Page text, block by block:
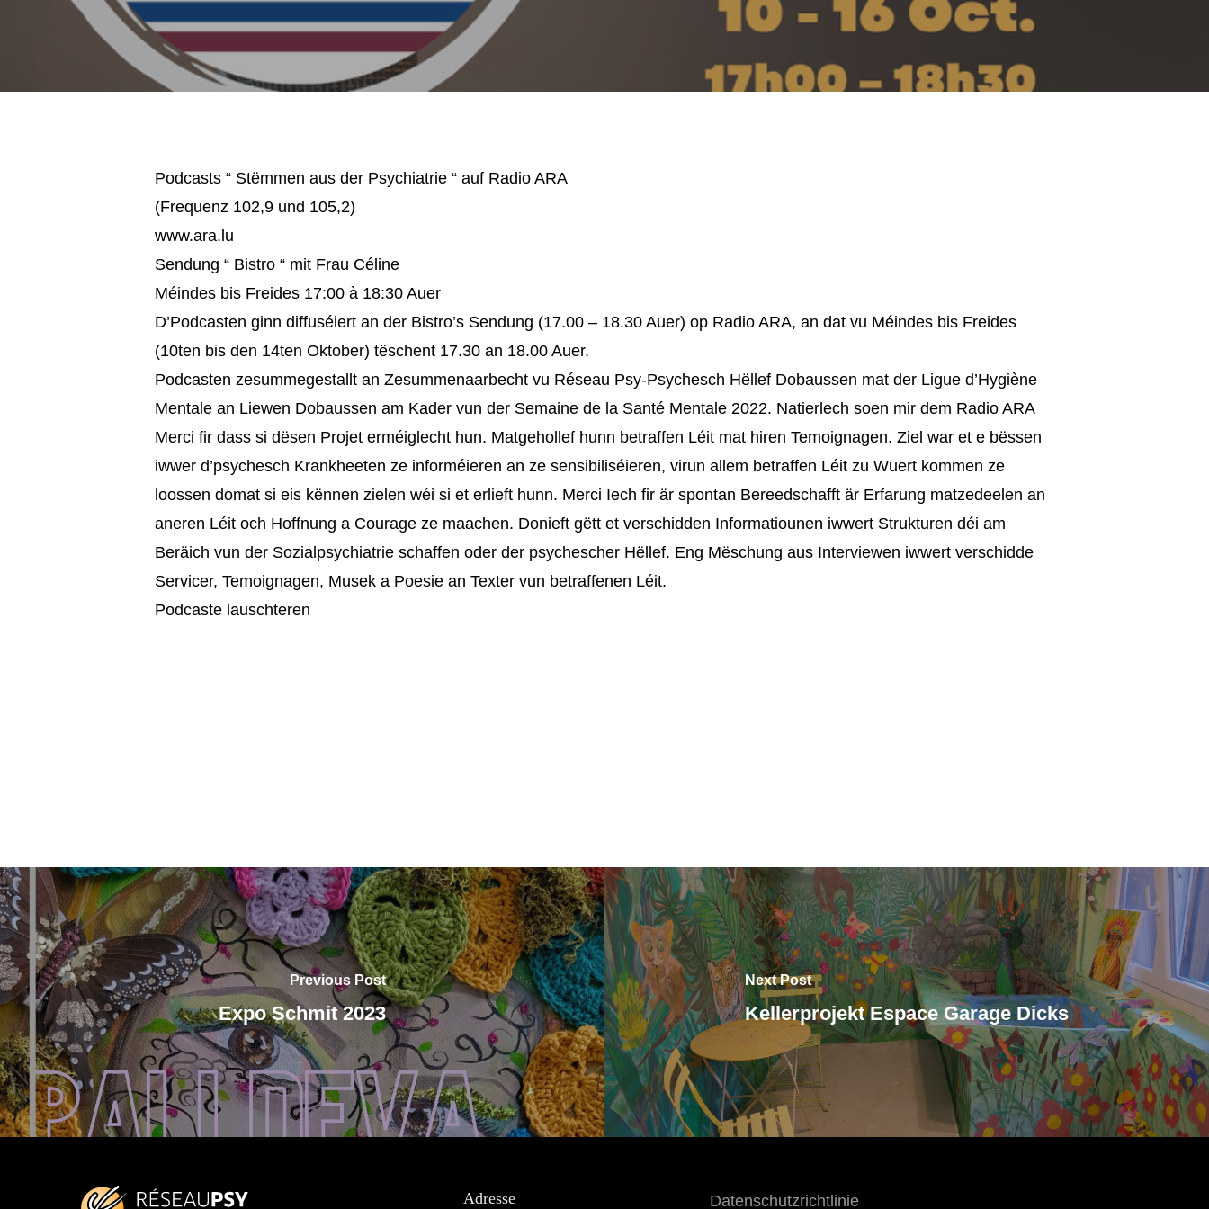
Podcasts “ Stëmmen aus der Psychiatrie “ auf Radio ARA
(Frequenz 102,9 und 105,2)
www.ara.lu
Sendung “ Bistro “ mit Frau Céline
Méindes bis Freides 17:00 à 18:30 Auer
D’Podcasten ginn diffuséiert an der Bistro’s Sendung (17.00 – 18.30 Auer) op Radio ARA, an dat vu Méindes bis Freides
(10ten bis den 14ten Oktober) tëschent 17.30 an 18.00 Auer.
Podcasten zesummegestallt an Zesummenaarbecht vu Réseau Psy-Psychesch Hëllef Dobaussen mat der Ligue d’Hygiène
Mentale an Liewen Dobaussen am Kader vun der Semaine de la Santé Mentale 2022. Natierlech soen mir dem Radio ARA
Merci fir dass si dësen Projet erméiglecht hun. Matgehollef hunn betraffen Léit mat hiren Temoignagen. Ziel war et e bëssen
iwwer d’psychesch Krankheeten ze informéieren an ze sensibiliséieren, virun allem betraffen Léit zu Wuert kommen ze
loossen domat si eis kënnen zielen wéi si et erlieft hunn. Merci Iech fir är spontan Bereedschafft är Erfarung matzedeelen an
aneren Léit och Hoffnung a Courage ze maachen. Donieft gëtt et verschidden Informatiounen iwwert Strukturen déi am
Beräich vun der Sozialpsychiatrie schaffen oder der psychescher Hëllef. Eng Mëschung aus Interviewen iwwert verschidde
Servicer, Temoignagen, Musek a Poesie an Texter vun betraffenen Léit.
Podcaste lauschteren
Previous Post
Expo Schmit 2023
Next Post
Kellerprojekt Espace Garage Dicks
Adresse Datenschutzrichtlinie